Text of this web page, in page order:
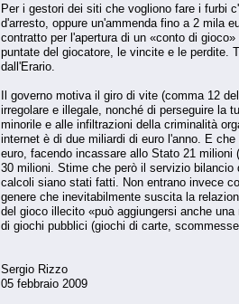
Per i gestori dei siti che vogliono fare i furbi
d'arresto, oppure un'ammenda fino a 2 mila
contratto per l'apertura di un «conto di
puntate del giocatore, le vincite e le perdite.
dall'Erario.
Il governo motiva il giro di vite (comma 12
irregolare e illegale, nonché di perseguire la
minorile e alle infiltrazioni della criminalità
internet è di due miliardi di euro l'anno. E
euro, facendo incassare allo Stato 21
30 milioni. Stime che però il servizio
calcoli siano stati fatti. Non entrano invece
genere che inevitabilmente suscita la
del gioco illecito «può aggiungersi anche
di giochi pubblici (giochi di carte,
Sergio Rizzo
05 febbraio 2009